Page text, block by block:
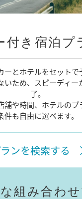
付き宿泊プ
ーとホテルをセットで
ため、
スピーディー
了。
や時間、 ホテルのプ
件も自由に選べます。
ンを検索する
組み合わ